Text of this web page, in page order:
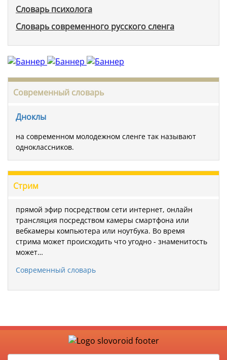
Словарь психолога
Словарь современного русского сленга
Современный словарь
Дноклы
на современном молодежном сленге так называют
одноклассников.
Стрим
прямой эфир посредством сети интернет, онлайн
трансляция посредством камеры смартфона или
вебкамеры компьютера или ноутбука. Во время
стрима может происходить что угодно - знаменитость
может…
Современный словарь